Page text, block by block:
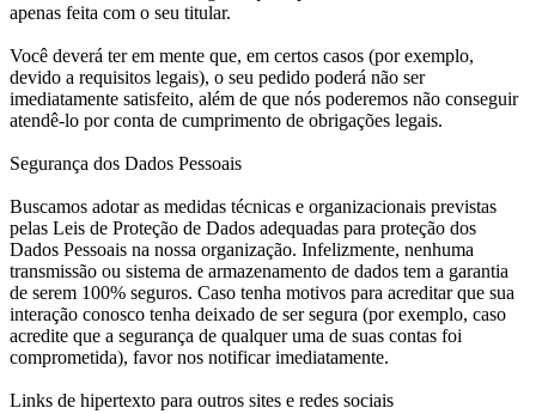
apenas feita com o seu titular.
Você deverá ter em mente que, em certos casos (por exemplo,
devido a requisitos legais), o seu pedido poderá não ser
imediatamente satisfeito, além de que nós poderemos não conseguir
atendê-lo por conta de cumprimento de obrigações legais.
Segurança dos Dados Pessoais
Buscamos adotar as medidas técnicas e organizacionais previstas
pelas Leis de Proteção de Dados adequadas para proteção dos
Dados Pessoais na nossa organização. Infelizmente, nenhuma
transmissão ou sistema de armazenamento de dados tem a garantia
de serem 100% seguros. Caso tenha motivos para acreditar que sua
interação conosco tenha deixado de ser segura (por exemplo, caso
acredite que a segurança de qualquer uma de suas contas foi
comprometida), favor nos notificar imediatamente.
Links de hipertexto para outros sites e redes sociais